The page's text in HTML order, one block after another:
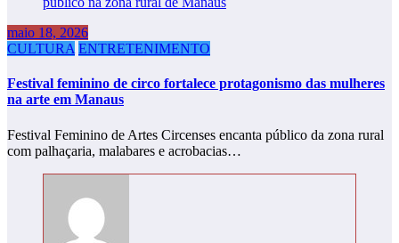
maio 18, 2026
CULTURA ENTRETENIMENTO
Festival feminino de circo fortalece protagonismo das mulheres
na arte em Manaus
Festival Feminino de Artes Circenses encanta público da zona rural
com palhaçaria, malabares e acrobacias…